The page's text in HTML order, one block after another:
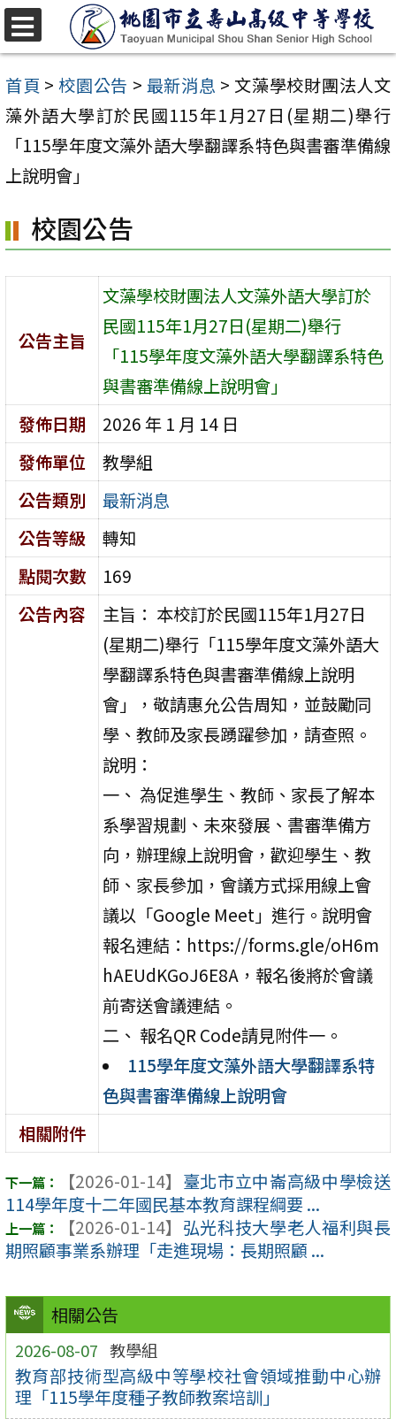
跳
至
主
要
容
首頁 > 校園公告 > 最新消息 > 文藻學校財團法人文
藻外語大學訂於民國115年1月27日(星期二)舉行
「115學年度文藻外語大學翻譯系特色與書審準備線
上說明會」
相關公告
2026-08-07 教學組
教育部技術型高級中等學校社會領域推動中心辦
理「115學年度種子教師教案培訓」
校園公告
公告主旨
文藻學校財團法人文藻外語大學訂於
民國115年1月27日(星期二)舉行
「115學年度文藻外語大學翻譯系特色
與書審準備線上說明會」
發佈日期
2026 年 1 月 14 日
發佈單位
教學組
公告類別
最新消息
公告等級
轉知
點閱次數
169
公告內容
主旨： 本校訂於民國115年1月27日
(星期二)舉行「115學年度文藻外語大
學翻譯系特色與書審準備線上說明
會」，敬請惠允公告周知，並鼓勵同
學、教師及家長踴躍參加，請查照。
說明：
一、 為促進學生、教師、家長了解本
系學習規劃、未來發展、書審準備方
向，辦理線上說明會，歡迎學生、教
師、家長參加，會議方式採用線上會
議以「Google Meet」進行。說明會
報名連結：https://forms.gle/oH6m
hAEUdKGoJ6E8A，報名後將於會議
前寄送會議連結。
二、 報名QR Code請見附件一。
115學年度文藻外語大學翻譯系特
色與書審準備線上說明會
相關附件
【2026-01-14】 臺北市立中崙高級中學檢送
114學年度十二年國民基本教育課程綱要 ...
【2026-01-14】 弘光科技大學老人福利與長
期照顧事業系辦理「走進現場：長期照顧 ...
選
單